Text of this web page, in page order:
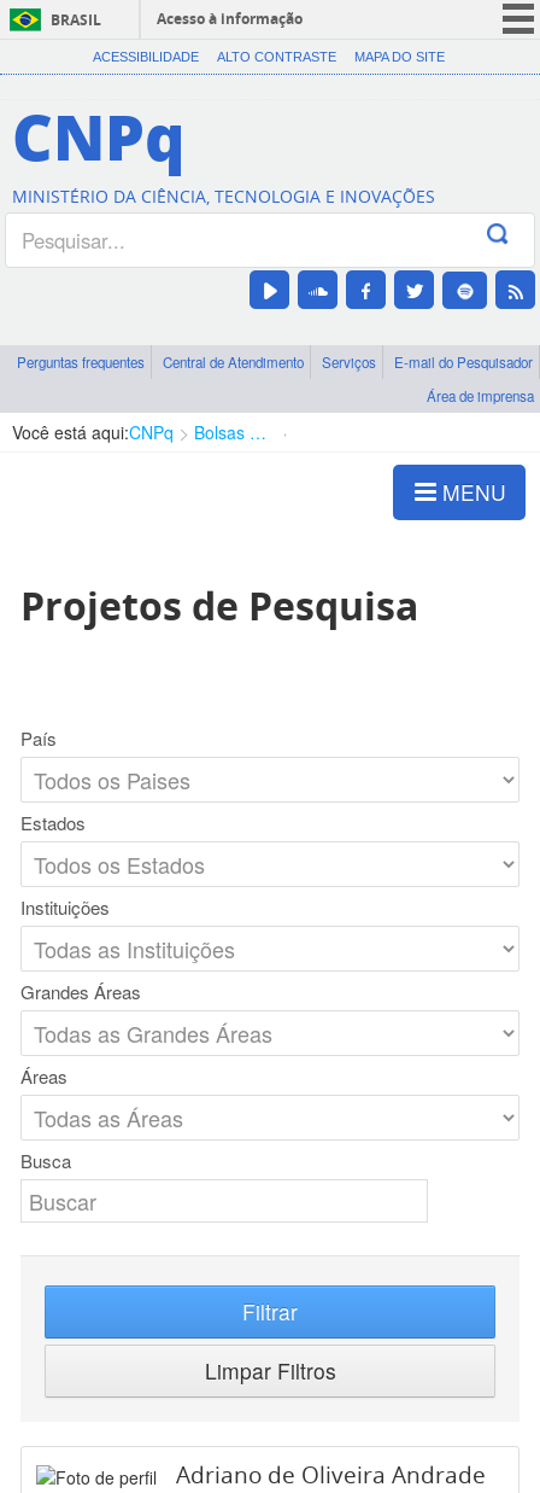
BRASIL
Acesso à informação
CORONAVÍRUS (COVID-19)
Canais
ACESSIBILIDADE ALTO CONTRASTE MAPA DO SITE
CNPq
MINISTÉRIO DA CIÊNCIA, TECNOLOGIA E INOVAÇÕES
Perguntas frequentes Central de Atendimento Serviços
E-mail do Pesquisador
Área de imprensa
Você está aqui:CNPq Bolsas e Auxílios Vigentes
MENU
Projetos de Pesquisa
País
Estados
Instituições
Grandes Áreas
Áreas
Busca
Filtrar
Limpar Filtros
Adriano de Oliveira Andrade